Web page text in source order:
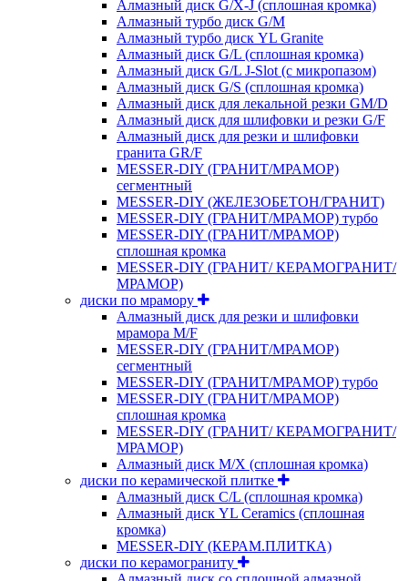
Алмазный диск G/X-J (сплошная кромка)
Алмазный турбо диск G/M
Алмазный турбо диск YL Granite
Алмазный диск G/L (сплошная кромка)
Алмазный диск G/L J-Slot (с микропазом)
Алмазный диск G/S (сплошная кромка)
Алмазный диск для лекальной резки GM/D
Алмазный диск для шлифовки и резки G/F
Алмазный диск для резки и шлифовки
гранита GR/F
MESSER-DIY (ГРАНИТ/МРАМОР)
сегментный
MESSER-DIY (ЖЕЛЕЗОБЕТОН/ГРАНИТ)
MESSER-DIY (ГРАНИТ/МРАМОР) турбо
MESSER-DIY (ГРАНИТ/МРАМОР)
сплошная кромка
MESSER-DIY (ГРАНИТ/ КЕРАМОГРАНИТ/
МРАМОР)
диски по мрамору
Алмазный диск для резки и шлифовки
мрамора M/F
MESSER-DIY (ГРАНИТ/МРАМОР)
сегментный
MESSER-DIY (ГРАНИТ/МРАМОР) турбо
MESSER-DIY (ГРАНИТ/МРАМОР)
сплошная кромка
MESSER-DIY (ГРАНИТ/ КЕРАМОГРАНИТ/
МРАМОР)
Алмазный диск M/X (сплошная кромка)
диски по керамической плитке
Алмазный диск C/L (сплошная кромка)
Алмазный диск YL Ceramics (сплошная
кромка)
MESSER-DIY (КЕРАМ.ПЛИТКА)
диски по керамограниту